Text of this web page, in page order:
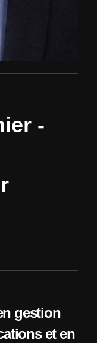
ier -
r
gestion
et en